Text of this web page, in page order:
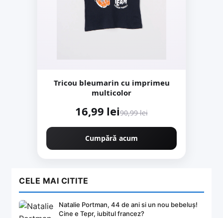
Tricou bleumarin cu imprimeu
multicolor
16,99 lei90,99 lei
Cumpără acum
CELE MAI CITITE
Natalie Portman, 44 de ani si un nou bebeluș!
Cine e Tepr, iubitul francez?